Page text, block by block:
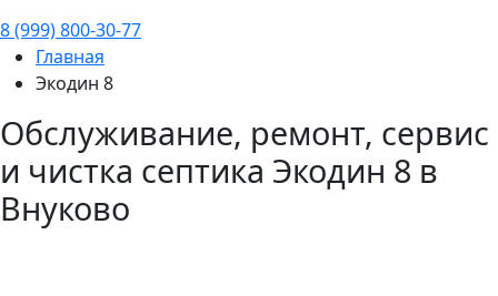
8 (999) 800-30-77
Главная
Экодин 8
Обслуживание, ремонт, сервис
и чистка септика Экодин 8 в
Внуково